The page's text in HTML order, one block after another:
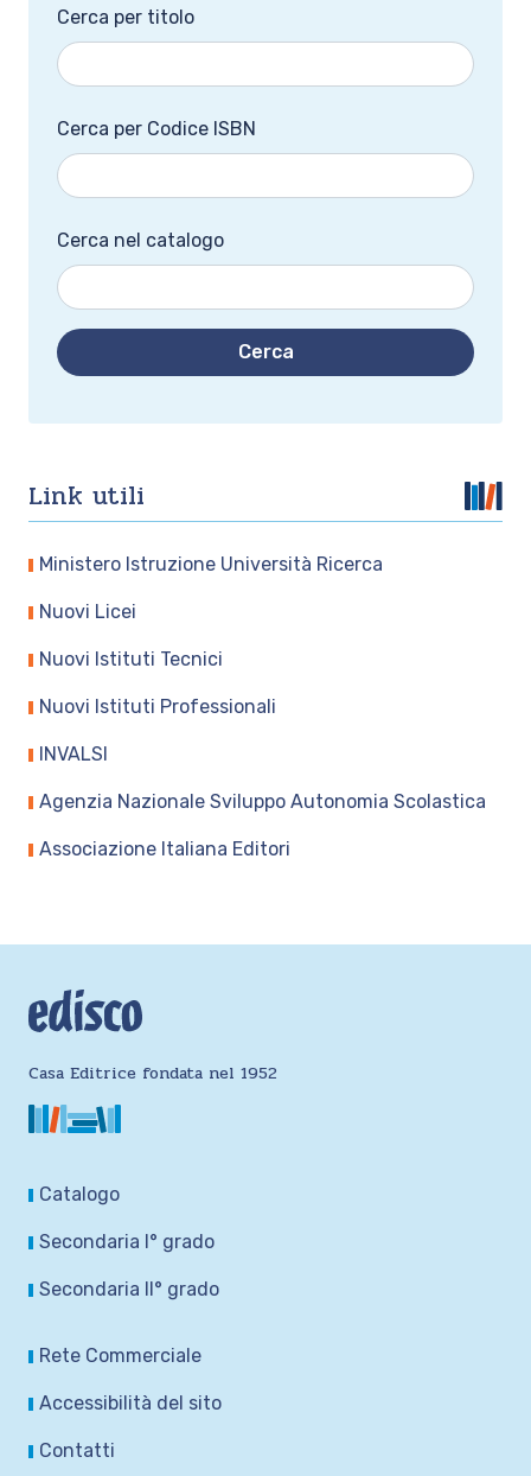
Cerca per titolo
Cerca per Codice ISBN
Cerca nel catalogo
Cerca
Link utili
Ministero Istruzione Università Ricerca
Nuovi Licei
Nuovi Istituti Tecnici
Nuovi Istituti Professionali
INVALSI
Agenzia Nazionale Sviluppo Autonomia Scolastica
Associazione Italiana Editori
Casa Editrice fondata nel 1952
Catalogo
Secondaria I° grado
Secondaria II° grado
Rete Commerciale
Accessibilità del sito
Contatti